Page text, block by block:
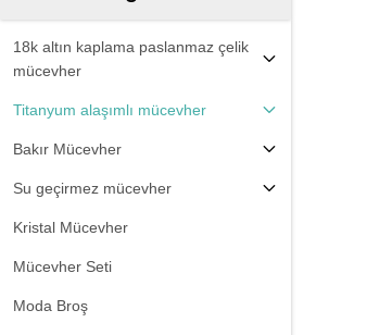
18k altın kaplama paslanmaz çelik
mücevher
Titanyum alaşımlı mücevher
Bakır Mücevher
Su geçirmez mücevher
Kristal Mücevher
Mücevher Seti
Moda Broş